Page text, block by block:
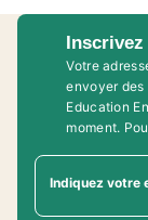
Votre
envoyer
Education
moment.
Indiquez votre